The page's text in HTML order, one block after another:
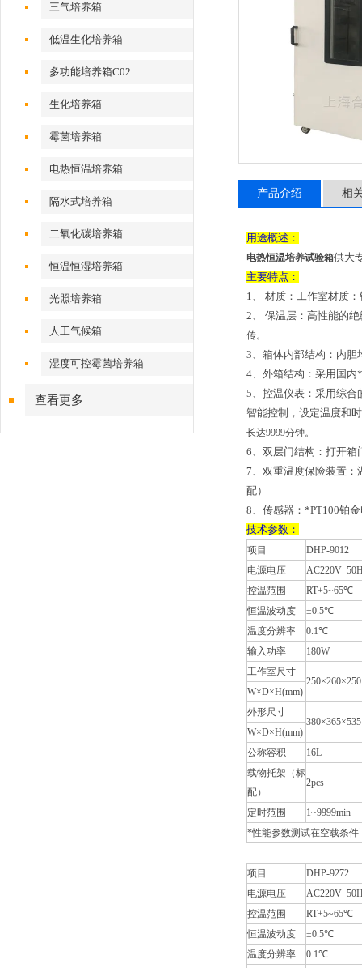
三气培养箱
低温生化培养箱
多功能培养箱C02
生化培养箱
霉菌培养箱
电热恒温培养箱
隔水式培养箱
二氧化碳培养箱
恒温恒湿培养箱
光照培养箱
人工气候箱
湿度可控霉菌培养箱
查看更多
产品介绍 相
用途概述：
电热恒温培养试验箱供大
主要特点：
1、 材质：工作室材质
2、 保温层：高性能的
传。
3、箱体内部结构：内胆
4、外箱结构：采用国
5、控温仪表：采用综合
智能控制，设定温度和
长达9999分钟。
6、双层门结构：打开箱
7、双重温度保险装置：
配）
8、传感器：*PT100铂
技术参数：
项目
DHP-9012
电源电压
AC220V
控温范围
RT+5~65℃
恒温波动度
±0.5℃
温度分辨率
0.1℃
输入功率
180W
工作室尺寸
250×260×250
W×D×H(mm)
外形尺寸
380×365×535
W×D×H(mm)
公称容积
16L
载物托架（标
配）
2pcs
定时范围
1~9999min
*性能参数测试在空载条
项目
DHP-9272
电源电压
AC220V
控温范围
RT+5~65℃
恒温波动度
±0.5℃
温度分辨率
0.1℃